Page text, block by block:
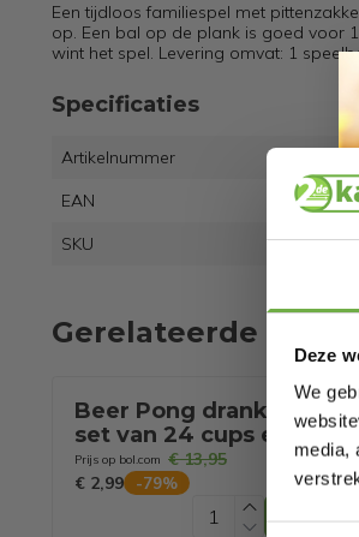
Deze
We
media,
Een tijdloos familiespel met
op. Een bal op de plank is goed voor
wint het spel. Levering omvat: 1
Specificaties
Artikelnummer
EAN
SKU
Gerelateerde
Beer Pong drankspel
set van 24 cups en 24
ballen
Prijs op bol.com € 13,95
€ 2,99
-79%